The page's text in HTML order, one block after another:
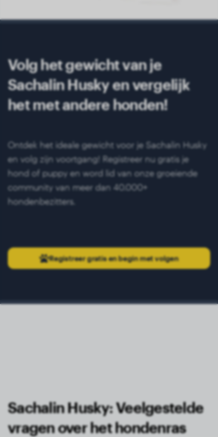
Volg het gewicht van je
Sachalin Husky en vergelijk
het met andere honden!
Ontdek het ideale gewicht voor je Sachalin Husky
en volg zijn voortgang! Registreer nu gratis je
hond of puppy en word lid van onze groeiende
community van meer dan 40.000+
hondenbezitters.
Registreer gratis en begin met volgen
Sachalin Husky: Veelgestelde
vragen over het hondenras